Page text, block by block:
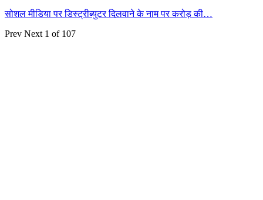
सोशल मीडिया पर डिस्ट्रीब्युटर दिलवाने के नाम पर करोड़ की…
Prev Next 1 of 107